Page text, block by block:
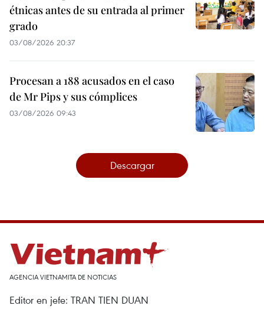
étnicas antes de su entrada al primer
grado
03/08/2026 20:37
Procesan a 188 acusados en el caso
de Mr Pips y sus cómplices
03/08/2026 09:43
Descargar
AGENCIA VIETNAMITA DE NOTICIAS
Editor en jefe: TRAN TIEN DUAN